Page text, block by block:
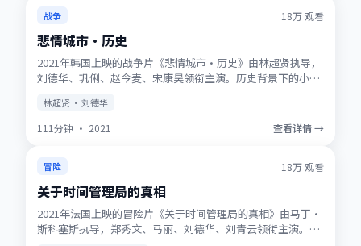
获奖 ★9.7
战争 18万观看
悲情城市·历史
2021年韩国上映的战争片《悲情城市·历史》由林超贤执导，
刘德华、巩俐、赵今麦、宋康昊领衔主演。历史背景下的小人
新，支持多终端流畅播放。
林超贤 · 刘德华
111分钟 · 2021 查看详情 →
NEW ★9.5
冒险 18万观看
关于时间管理局的真相
2021年法国上映的冒险片《关于时间管理局的真相》由马丁·
斯科塞斯执导，郑秀文、马丽、刘德华、刘青云领衔主演。动